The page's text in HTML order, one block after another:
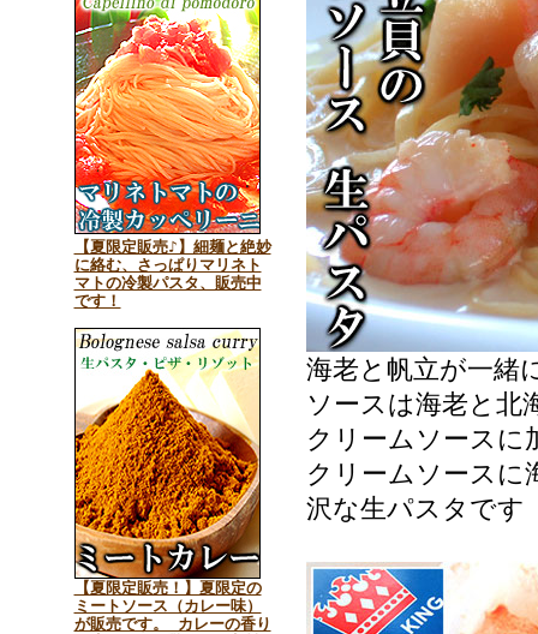
【夏限定販売♪】細麺と絶妙
に絡む、さっぱりマリネト
マトの冷製パスタ、販売中
です！
【夏限定販売！】夏限定の
ミートソース（カレー味）
が販売です。 カレーの香り
海老と帆立が一緒
ソースは海老と北
クリームソースに
クリームソースに
沢な生パスタです